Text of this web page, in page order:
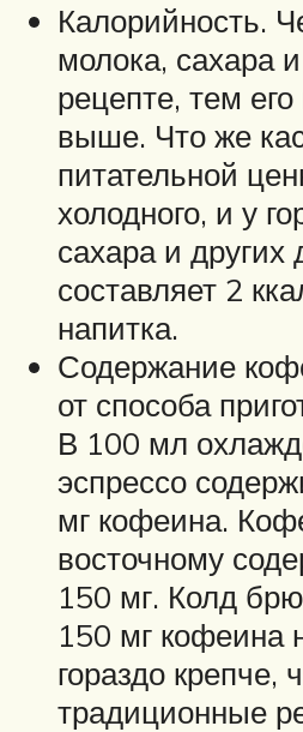
Калорийность.
молока, сахара
рецепте, тем
выше. Что же
питательной
холодного, и у
сахара и других
составляет 2
напитка.
Содержание
от способа
В 100 мл
эспрессо
мг кофеина.
восточному
150 мг. Колд
150 мг кофеина
гораздо крепче,
традиционные